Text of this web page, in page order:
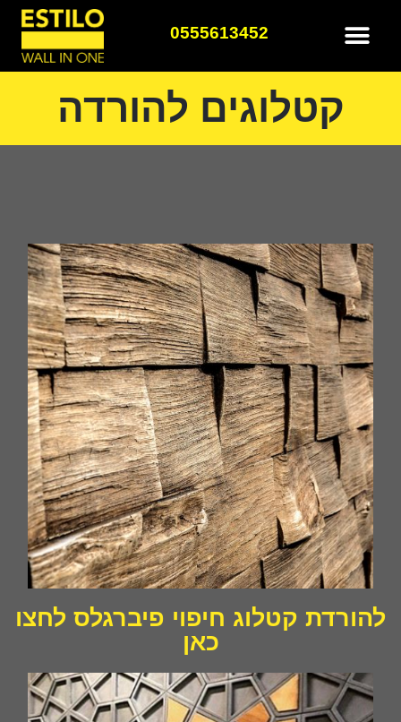
0555613452
קטלוגים להורדה
להורדת קטלוג חיפוי פיברגלס לחצו
כאן